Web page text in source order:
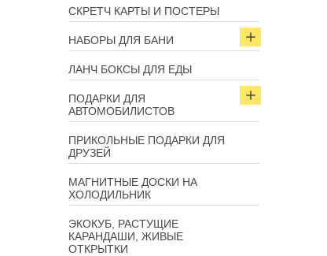
СКРЕТЧ КАРТЫ И ПОСТЕРЫ
НАБОРЫ ДЛЯ БАНИ
ЛАНЧ БОКСЫ ДЛЯ ЕДЫ
ПОДАРКИ ДЛЯ
АВТОМОБИЛИСТОВ
ПРИКОЛЬНЫЕ ПОДАРКИ ДЛЯ
ДРУЗЕЙ
МАГНИТНЫЕ ДОСКИ НА
ХОЛОДИЛЬНИК
ЭКОКУБ, РАСТУЩИЕ
КАРАНДАШИ, ЖИВЫЕ
ОТКРЫТКИ